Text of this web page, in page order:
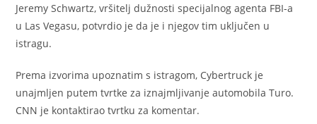
Jeremy Schwartz, vršitelj dužnosti specijalnog agenta FBI-a
u Las Vegasu, potvrdio je da je i njegov tim uključen u
istragu.
Prema izvorima upoznatim s istragom, Cybertruck je
unajmljen putem tvrtke za iznajmljivanje automobila Turo.
CNN je kontaktirao tvrtku za komentar.